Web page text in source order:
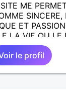
ME
SINCERE,
ET
LA VIE OU LE
ET
le profil